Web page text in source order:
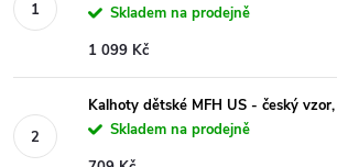
Skladem na prodejně
1 099 Kč
Kalhoty dětské MFH US - český
Skladem na prodejně